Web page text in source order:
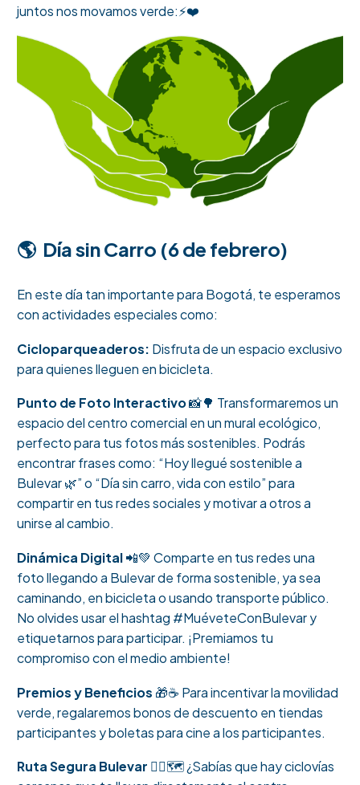
juntos nos movamos verde:⚡️❤️
🌎 Día sin Carro (6 de febrero)
En este día tan importante para Bogotá, te esperamos
con actividades especiales como:
Cicloparqueaderos: Disfruta de un espacio exclusivo
para quienes lleguen en bicicleta.
Punto de Foto Interactivo📸🌳 Transformaremos un
espacio del centro comercial en un mural ecológico,
perfecto para tus fotos más sostenibles. Podrás
encontrar frases como: “Hoy llegué sostenible a
Bulevar 🌿” o “Día sin carro, vida con estilo” para
compartir en tus redes sociales y motivar a otros a
unirse al cambio.
Dinámica Digital📲💚 Comparte en tus redes una
foto llegando a Bulevar de forma sostenible, ya sea
caminando, en bicicleta o usando transporte público.
No olvides usar el hashtag #MuéveteConBulevar y
etiquetarnos para participar. ¡Premiamos tu
compromiso con el medio ambiente!
Premios y Beneficios 🎁☕ Para incentivar la movilidad
verde, regalaremos bonos de descuento en tiendas
participantes y boletas para cine a los participantes.
Ruta Segura Bulevar 🚴‍♂️🗺️ ¿Sabías que hay ciclovías